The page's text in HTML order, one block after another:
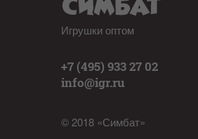
Игрушки оптом
+7 (495) 933 27 02
info@igr.ru
© 2018 «Симбат»